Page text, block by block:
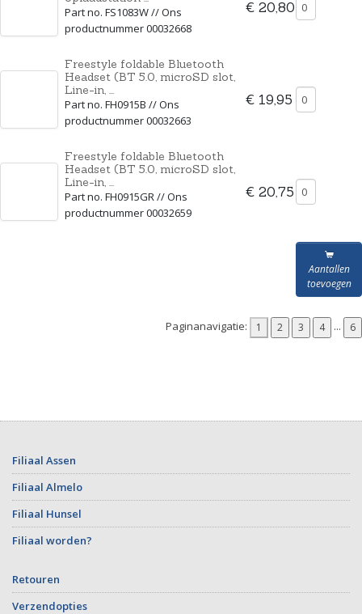
Part no. FS1083W // Ons
productnummer 00032668
€ 20,80
Freestyle foldable Bluetooth
Headset (BT 5.0, microSD slot,
Line-in, ...
Part no. FH0915B // Ons
productnummer 00032663
€ 19,95
Freestyle foldable Bluetooth
Headset (BT 5.0, microSD slot,
Line-in, ...
Part no. FH0915GR // Ons
productnummer 00032659
€ 20,75
Aantallen
toevoegen
Paginanavigatie: ...
Filiaal Assen
Filiaal Almelo
Filiaal Hunsel
Filiaal worden?
Retouren
Verzendopties